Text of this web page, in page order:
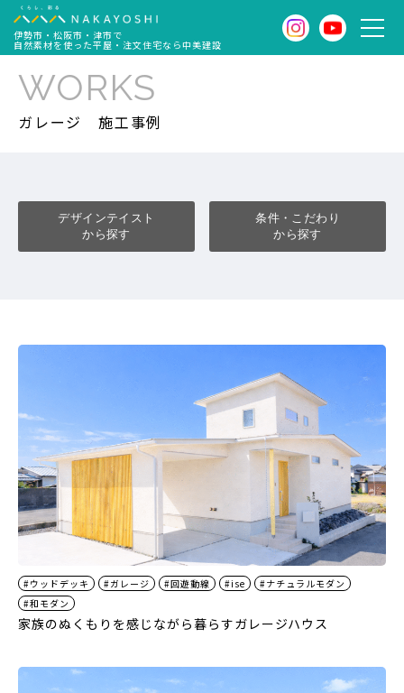
伊勢市・松阪市・津市で
自然素材を使った平屋・注文住宅なら中美建設
WORKS
ガレージ 施工事例
デザインテイスト
から探す
条件・こだわり
から探す
#ウッドデッキ #ガレージ #回遊動線 #ise
#ナチュラルモダン
#和モダン
家族のぬくもりを感じながら暮らすガレージハウス